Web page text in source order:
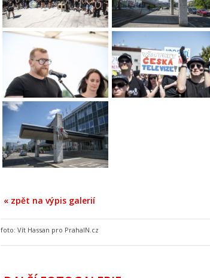
« zpět na výpis galerií
foto: Vít Hassan pro PrahaIN.cz